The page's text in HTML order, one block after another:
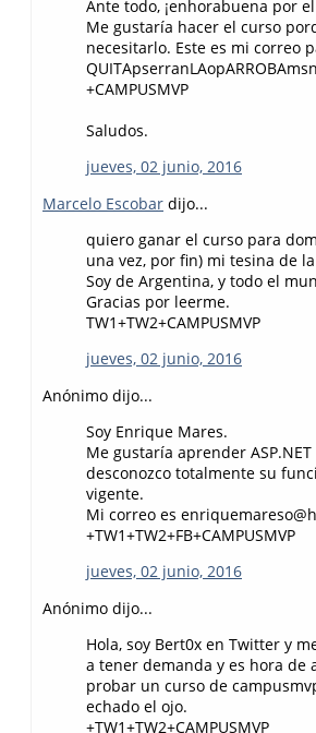
Ante todo, ¡enhorabuena por
Me gustaría hacer el curso
necesitarlo. Este es mi correo
+CAMPUSMVP
Saludos.
jueves, 02 junio, 2016
Marcelo Escobar dijo...
quiero ganar el curso para
una vez, por fin) mi tesina de
Soy de Argentina, y todo el
Gracias por leerme.
TW1+TW2+CAMPUSMVP
jueves, 02 junio, 2016
Anónimo dijo...
Soy Enrique Mares.
Me gustaría aprender
desconozco totalmente su
vigente.
Mi correo es
+TW1+TW2+FB+CAMPUSMVP
jueves, 02 junio, 2016
Anónimo dijo...
Hola, soy Bert0x en Twitter y
a tener demanda y es hora de
probar un curso de
echado el ojo.
+TW1+TW2+CAMPUSMVP